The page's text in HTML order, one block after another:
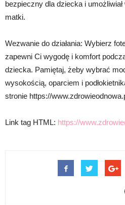
bezpieczny dla dziecka i
matki.
Wezwanie do działania: Wybierz
zapewni Ci wygodę i komfort
dziecka. Pamiętaj, żeby wybrać
wysokością, oparciem i
stronie https://
Link tag HTML: https://